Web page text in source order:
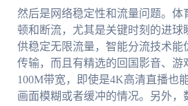
然后是网络稳定性和流量问题。体
顿和断流，尤其是关键时刻的进球
供稳定无限流量，智能分流技术能
传输，而且有精选的回国影音、游
100M带宽，即使是4K高清直播也
画面模糊或者缓冲的情况。另外，